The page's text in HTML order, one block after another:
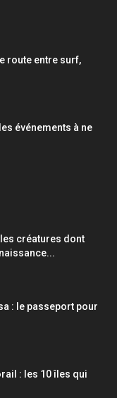
route entre surf,
événements à ne
créatures dont
: le passeport pour
: les 10 îles qui